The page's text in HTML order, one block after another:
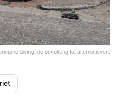
dwingt de bevolking tot alternatieven.